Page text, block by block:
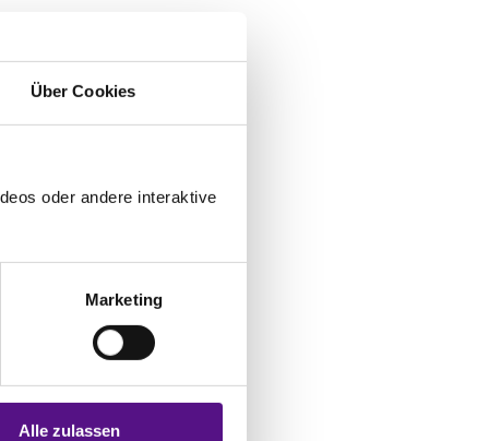
Über Cookies
oder andere interaktive
Marketing
Alle zulassen